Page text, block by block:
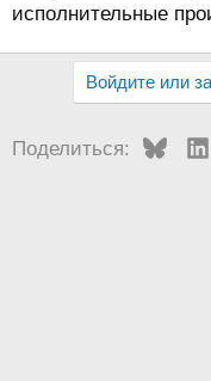
исполнительные
Войдите или
Поделиться: